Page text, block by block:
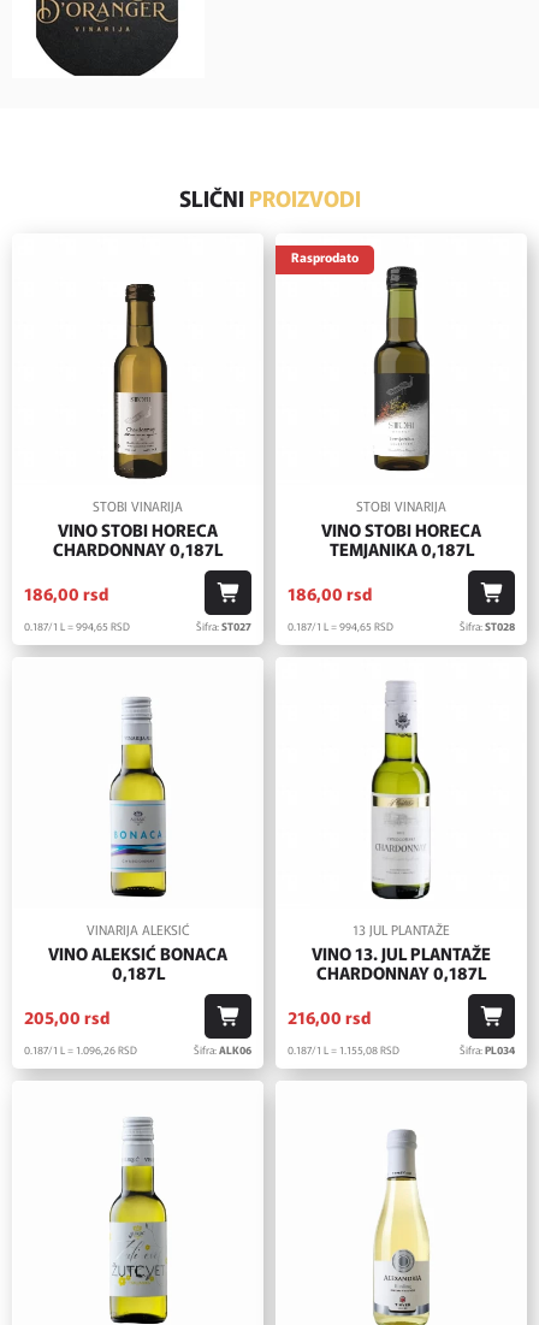
SLIČNI PROIZVODI
STOBI VINARIJA
VINO STOBI HORECA
CHARDONNAY 0,187L
186,00 rsd
0.187/1 L = 994,65 RSD Šifra:ST027
Rasprodato
STOBI VINARIJA
VINO STOBI HORECA
TEMJANIKA 0,187L
186,00 rsd
0.187/1 L = 994,65 RSD Šifra:ST028
VINARIJA ALEKSIĆ
VINO ALEKSIĆ BONACA
0,187L
205,00 rsd
0.187/1 L = 1.096,26RSD Šifra:ALK06
13 JUL PLANTAŽE
VINO 13. JUL PLANTAŽE
CHARDONNAY 0,187L
216,00 rsd
0.187/1 L = 1.155,08RSD Šifra:PL034